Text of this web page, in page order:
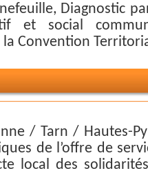
Diagnostic
et social
Convention
/ Tarn / Hautes-
de l’offre de
local des